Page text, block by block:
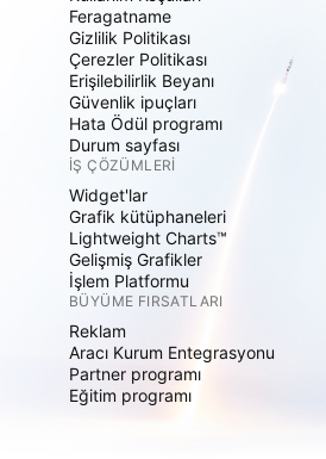
Feragatname
Gizlilik Politikası
Çerezler Politikası
Erişilebilirlik Beyanı
Güvenlik ipuçları
Hata Ödül programı
Durum sayfası
İŞ ÇÖZÜMLERI
Widget'lar
Grafik kütüphaneleri
Lightweight Charts™
Gelişmiş Grafikler
İşlem Platformu
BÜYÜME FIRSATLARI
Reklam
Aracı Kurum Entegrasyonu
Partner programı
Eğitim programı